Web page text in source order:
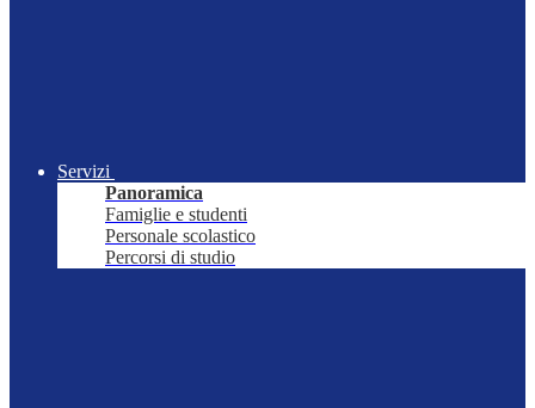
Servizi
Panoramica
Famiglie e studenti
Personale scolastico
Percorsi di studio